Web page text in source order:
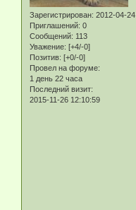
Зарегистрирован: 2012-04-24
Приглашений: 0
Сообщений: 113
Уважение: [+4/-0]
Позитив: [+0/-0]
Провел на форуме:
1 день 22 часа
Последний визит:
2015-11-26 12:10:59